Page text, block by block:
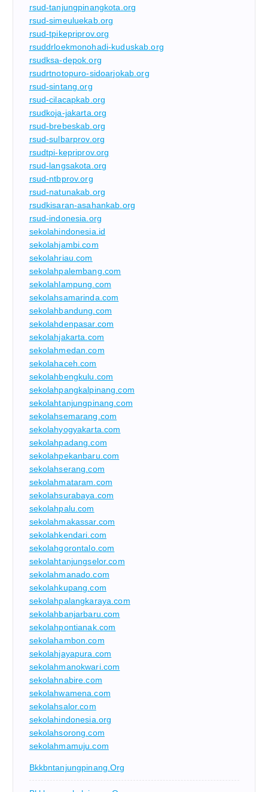
rsud-tanjungpinangkota.org
rsud-simeuluekab.org
rsud-tpikepriprov.org
rsuddrloekmonohadi-kuduskab.org
rsudksa-depok.org
rsudrtnotopuro-sidoarjokab.org
rsud-sintang.org
rsud-cilacapkab.org
rsudkoja-jakarta.org
rsud-brebeskab.org
rsud-sulbarprov.org
rsudtpi-kepriprov.org
rsud-langsakota.org
rsud-ntbprov.org
rsud-natunakab.org
rsudkisaran-asahankab.org
rsud-indonesia.org
sekolahindonesia.id
sekolahjambi.com
sekolahriau.com
sekolahpalembang.com
sekolahlampung.com
sekolahsamarinda.com
sekolahbandung.com
sekolahdenpasar.com
sekolahjakarta.com
sekolahmedan.com
sekolahaceh.com
sekolahbengkulu.com
sekolahpangkalpinang.com
sekolahtanjungpinang.com
sekolahsemarang.com
sekolahyogyakarta.com
sekolahpadang.com
sekolahpekanbaru.com
sekolahserang.com
sekolahmataram.com
sekolahsurabaya.com
sekolahpalu.com
sekolahmakassar.com
sekolahkendari.com
sekolahgorontalo.com
sekolahtanjungselor.com
sekolahmanado.com
sekolahkupang.com
sekolahpalangkaraya.com
sekolahbanjarbaru.com
sekolahpontianak.com
sekolahambon.com
sekolahjayapura.com
sekolahmanokwari.com
sekolahnabire.com
sekolahwamena.com
sekolahsalor.com
sekolahindonesia.org
sekolahsorong.com
sekolahmamuju.com
Bkkbntanjungpinang.org